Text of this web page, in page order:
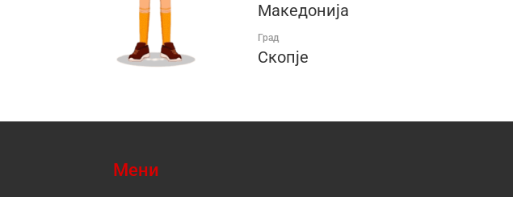
Македонија
Град
Скопје
Мени